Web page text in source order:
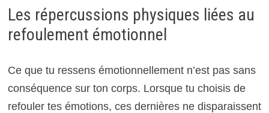
Les répercussions physiques liées au
refoulement émotionnel
Ce que tu ressens émotionnellement n’est pas sans
conséquence sur ton corps. Lorsque tu choisis de
refouler tes émotions, ces dernières ne disparaissent